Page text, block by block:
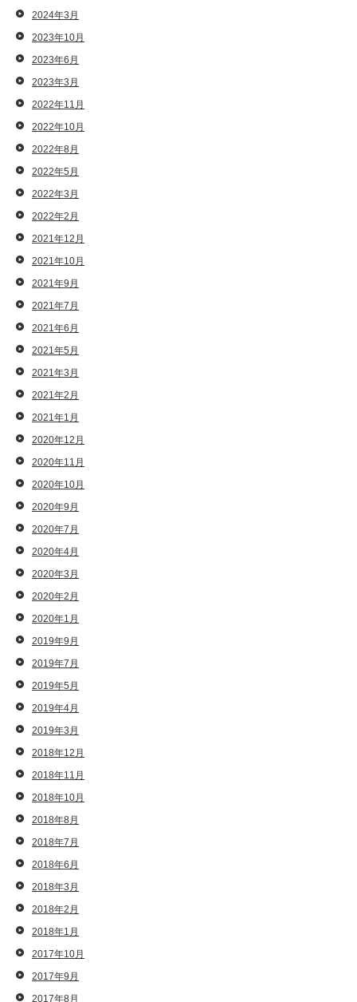
2024年3月
2023年10月
2023年6月
2023年3月
2022年11月
2022年10月
2022年8月
2022年5月
2022年3月
2022年2月
2021年12月
2021年10月
2021年9月
2021年7月
2021年6月
2021年5月
2021年3月
2021年2月
2021年1月
2020年12月
2020年11月
2020年10月
2020年9月
2020年7月
2020年4月
2020年3月
2020年2月
2020年1月
2019年9月
2019年7月
2019年5月
2019年4月
2019年3月
2018年12月
2018年11月
2018年10月
2018年8月
2018年7月
2018年6月
2018年3月
2018年2月
2018年1月
2017年10月
2017年9月
2017年8月